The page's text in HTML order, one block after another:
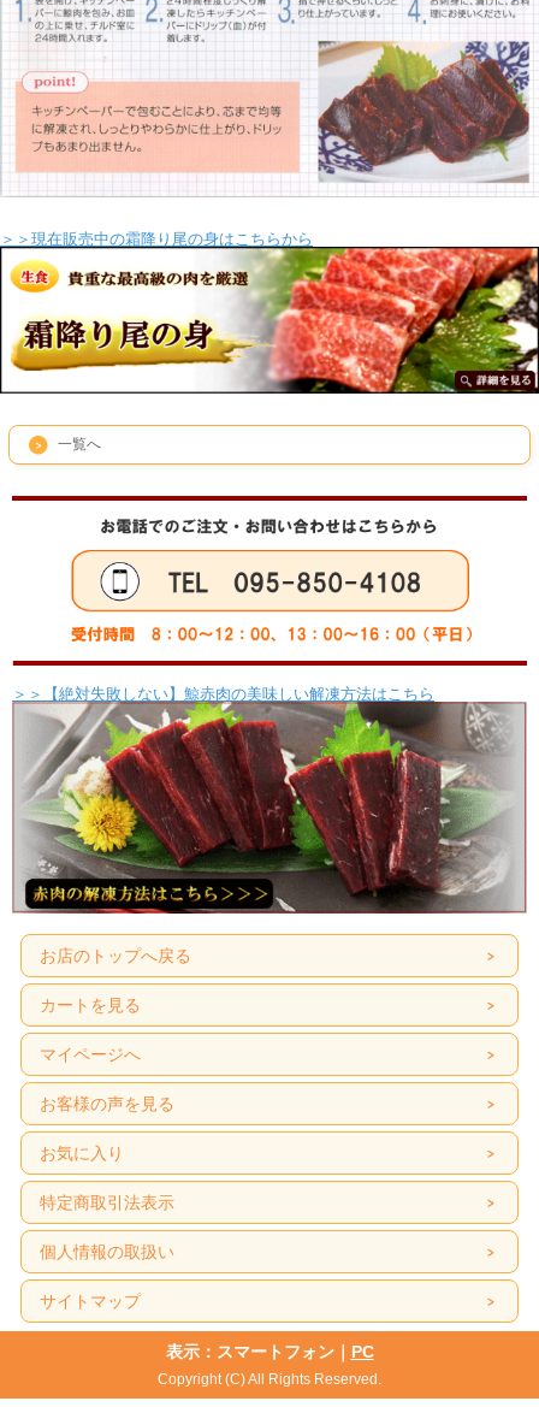
＞＞現在販売中の霜降り尾の身はこちらから
一覧へ
＞＞【絶対失敗しない】鯨赤肉の美味しい解凍方法はこちら
お店のトップへ戻る
カートを見る
マイページへ
お客様の声を見る
お気に入り
特定商取引法表示
個人情報の取扱い
サイトマップ
表示：スマートフォン｜ PC
Copyright (C) All Rights Reserved.